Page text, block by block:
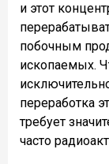
и этот
побочным
ископаемых.
переработка
требует
часто